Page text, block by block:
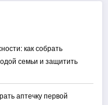
как собрать
семьи и защитить
аптечку первой